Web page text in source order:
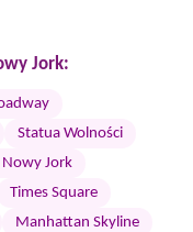
Jork:
Statua Wolności
Nowy Jork
Times Square
Manhattan Skyline